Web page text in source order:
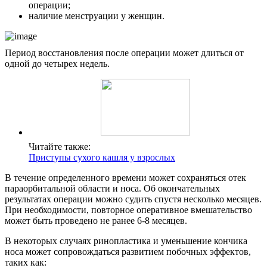
операции;
наличие менструации у женщин.
Период восстановления после операции может длиться от
одной до четырех недель.
Читайте также:
Приступы сухого кашля у взрослых
В течение определенного времени может сохраняться отек
параорбитальной области и носа. Об окончательных
результатах операции можно судить спустя несколько месяцев.
При необходимости, повторное оперативное вмешательство
может быть проведено не ранее 6-8 месяцев.
В некоторых случаях ринопластика и уменьшение кончика
носа может сопровождаться развитием побочных эффектов,
таких как: